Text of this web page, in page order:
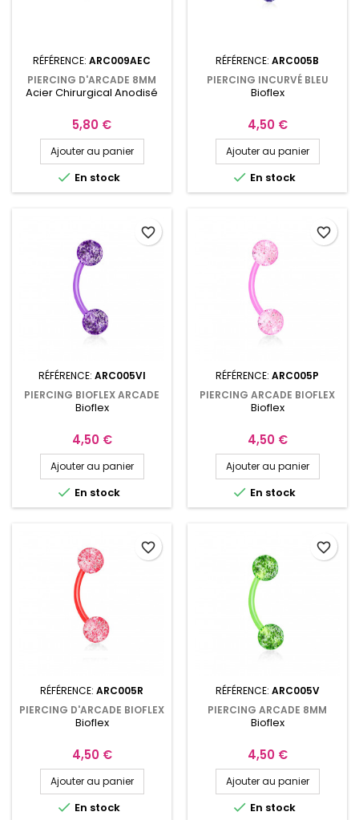
RÉFÉRENCE: ARC009AEC
PIERCING D'ARCADE 8MM
ANODISÉ ARC-EN-CIEL AVEC
Acier Chirurgical Anodisé
Prix
5,80 €
Ajouter au panier
 En stock
RÉFÉRENCE: ARC005B
PIERCING INCURVÉ BLEU
BIOFLEX BOULES PAILLETÉES
Bioflex
Prix
4,50 €
Ajouter au panier
 En stock
RÉFÉRENCE: ARC005VI
PIERCING BIOFLEX ARCADE
VIOLET BOULES PAILLETÉES
Bioflex
Prix
4,50 €
Ajouter au panier
 En stock
favorite_border
RÉFÉRENCE: ARC005P
PIERCING ARCADE BIOFLEX
8MM BOULES PAILLETÉES EN
Bioflex
Prix
4,50 €
Ajouter au panier
 En stock
favorite_border
RÉFÉRENCE: ARC005R
PIERCING D'ARCADE BIOFLEX
ROUGE BOULES PAILLETÉES
Bioflex
Prix
4,50 €
Ajouter au panier
 En stock
favorite_border
RÉFÉRENCE: ARC005V
PIERCING ARCADE 8MM
BIOFLEX BOULES PAILLETÉES
Bioflex
Prix
4,50 €
Ajouter au panier
 En stock
favorite_border